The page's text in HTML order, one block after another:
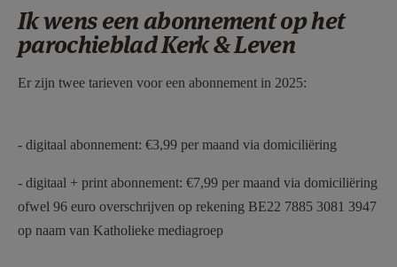
Ik wens een abonnement op het
parochieblad Kerk & Leven
Er zijn twee tarieven voor een abonnement in 2025:
- digitaal abonnement: €3,99 per maand via domiciliëring
- digitaal + print abonnement: €7,99 per maand via domiciliëring
ofwel 96 euro overschrijven op rekening BE22 7885 3081 3947
op naam van Katholieke mediagroep